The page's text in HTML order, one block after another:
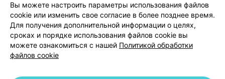
Способы оплаты
Вакансии
Партнеры
Написать руководителю 103.by
Написать в поддержку
Персональные настройки Cookie
Вы можете настроить параметры использования файлов
cookie или изменить свое согласие в более позднее время.
Для получения дополнительной информации о целях,
сроках и порядке использования файлов cookie вы
можете ознакомиться с нашей Политикой обработки
файлов cookie